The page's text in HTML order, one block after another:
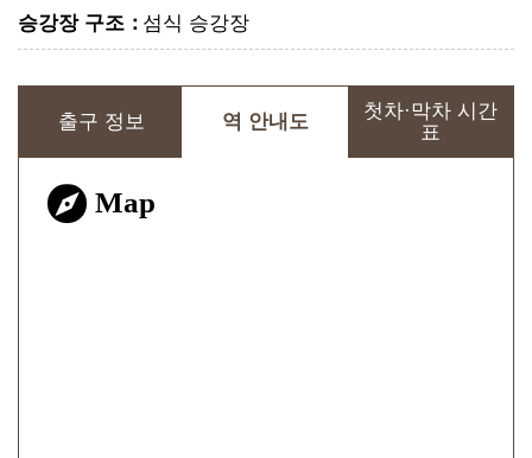
승강장 구조 ：섬식 승강장
출구 정보 역 안내도
첫차·막차 시간
표
Map